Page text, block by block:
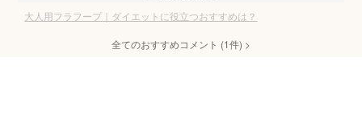
大人用フラフープ｜ダイエットに役立つおすすめは？
全てのおすすめコメント (1件) >